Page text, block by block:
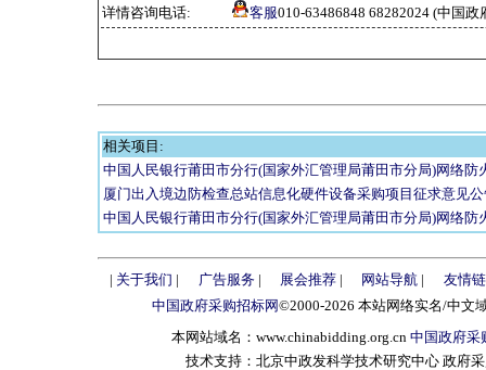
详情咨询电话:
客服010-63486848 68282024 (中国
相关项目:
中国人民银行莆田市分行(国家外汇管理局莆田市分局)网络防
厦门出入境边防检查总站信息化硬件设备采购项目征求意见
中国人民银行莆田市分行(国家外汇管理局莆田市分局)网络防
| 关于我们 | 广告服务| 展会推荐| 网站导航 |
友情
中国政府采购招标网©2000-2026 本站网络实名/中文
本网站域名：www.chinabidding.org.cn 中国政府采
技术支持：北京中政发科学技术研究中心 政府